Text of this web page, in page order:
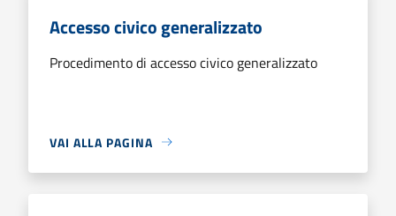
Accesso civico generalizzato
Procedimento di accesso civico generalizzato
VAI ALLA PAGINA